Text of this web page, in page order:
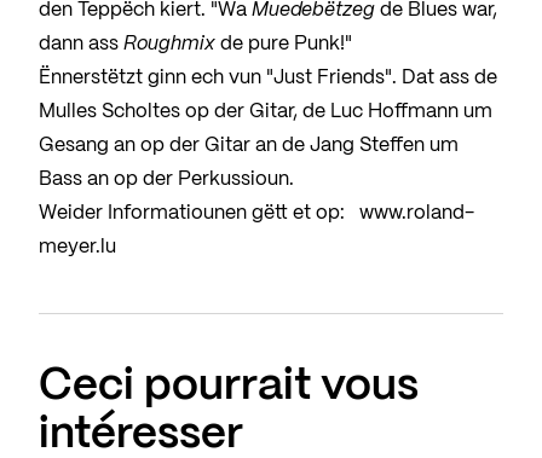
den Teppëch kiert. "Wa Muedebëtzeg de Blues war,
dann ass Roughmix de pure Punk!"
Ënnerstëtzt ginn ech vun "Just Friends". Dat ass de
Mulles Scholtes op der Gitar, de Luc Hoffmann um
Gesang an op der Gitar an de Jang Steffen um
Bass an op der Perkussioun.
Weider Informatiounen gëtt et op: www.roland-
meyer.lu
Ceci pourrait vous
intéresser